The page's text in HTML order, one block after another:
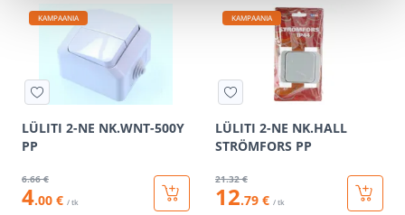
KAMPAANIA
LÜLITI 2-NE NK.WNT-500Y
PP
6.66 €
4.00 € / tk
KAMPAANIA
LÜLITI 2-NE NK.HALL
STRÖMFORS PP
21.32 €
12.79 € / tk